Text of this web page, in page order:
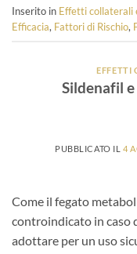
Inserito in Effetti collaterali
Efficacia, Fattori di Rischio,
EFFETTI
Sildenafil
PUBBLICATO IL 4
Come il fegato
controindicato in caso
adottare per un uso